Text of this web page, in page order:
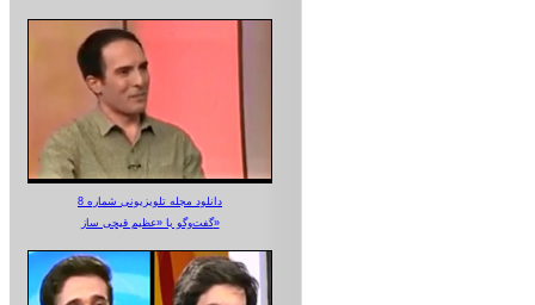
دانلود مجله تلویزیونی شماره 8
گفت‌وگو با «عظیم قیچی ساز»